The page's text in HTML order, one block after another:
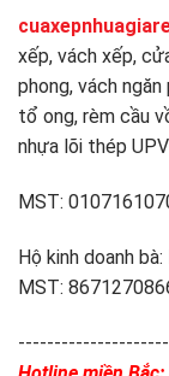
xếp, vách xếp,
phong, vách ngăn
tổ ong, rèm cầu
nhựa lõi thép
MST:
Hộ kinh doanh
MST: